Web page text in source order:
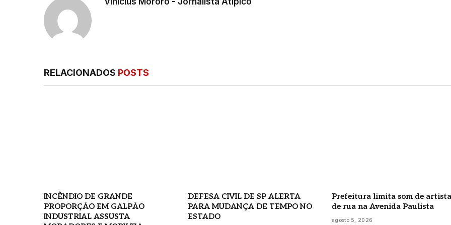
RELACIONADOS POSTS
INCÊNDIO DE GRANDE
PROPORÇÃO EM GALPÃO
INDUSTRIAL ASSUSTA
DEFESA CIVIL DE SP ALERTA
PARA MUDANÇA DE TEMPO NO
ESTADO
Prefeitura limita som de
de rua na Avenida Paulista
agosto 5, 2026